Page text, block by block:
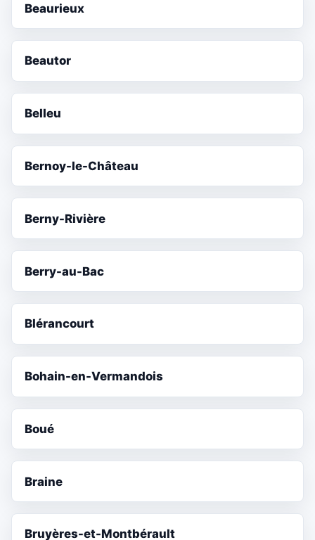
Beaurieux
Beautor
Belleu
Bernoy-le-Château
Berny-Rivière
Berry-au-Bac
Blérancourt
Bohain-en-Vermandois
Boué
Braine
Bruyères-et-Montbérault